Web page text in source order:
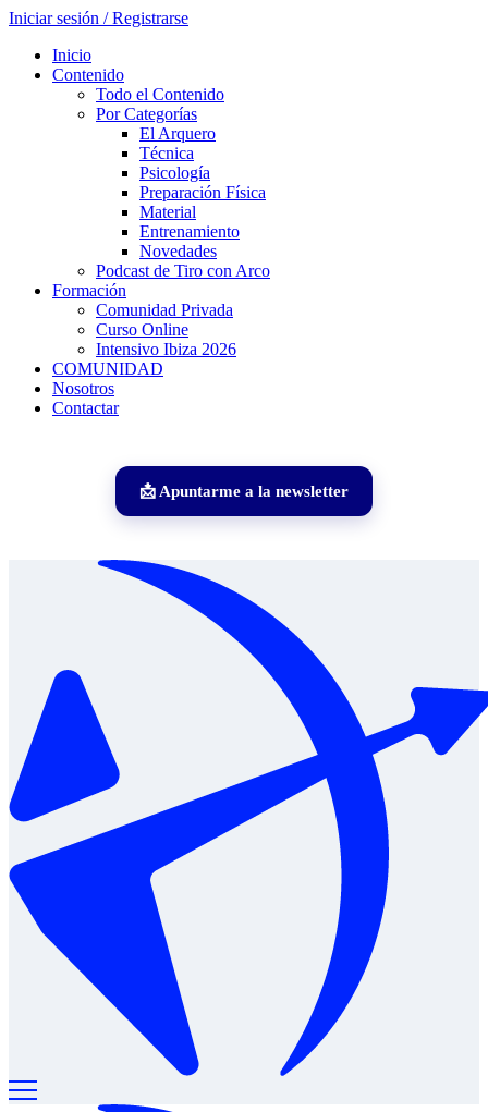
Iniciar sesión / Registrarse
Inicio
Contenido
Todo el Contenido
Por Categorías
El Arquero
Técnica
Psicología
Preparación Física
Material
Entrenamiento
Novedades
Podcast de Tiro con Arco
Formación
Comunidad Privada
Curso Online
Intensivo Ibiza 2026
COMUNIDAD
Nosotros
Contactar
📩 Apuntarme a la newsletter